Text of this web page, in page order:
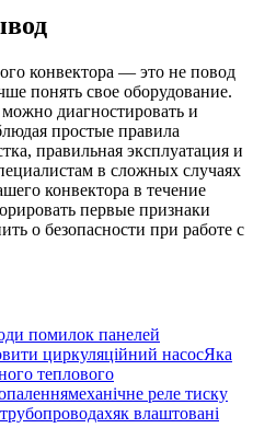
конвектора — это не повод
понять свое оборудование.
диагностировать и
простые правила
правильная эксплуатация и
в сложных случаях
конвектора в течение
первые признаки
о безопасности при работе с
помилок панелей
циркуляційний насосЯка
теплового
механічне реле тиску
як влаштовані